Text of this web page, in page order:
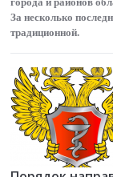
За несколько
традиционной.